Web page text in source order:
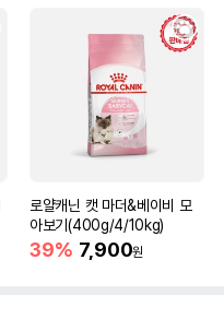
로얄캐닌 캣 마더&베이비 모
아보기(400g/4/10kg)
39% 7,900원